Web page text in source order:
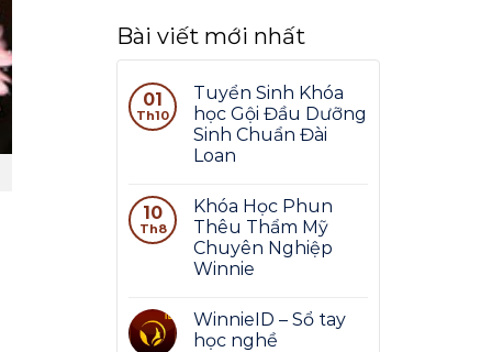
Bài viết mới nhất
01
Th10
Tuyển Sinh Khóa
học Gội Đầu Dưỡng
Sinh Chuẩn Đài
Loan
10
Th8
Khóa Học Phun
Thêu Thẩm Mỹ
Chuyên Nghiệp
Winnie
WinnieID – Sổ tay
học nghề